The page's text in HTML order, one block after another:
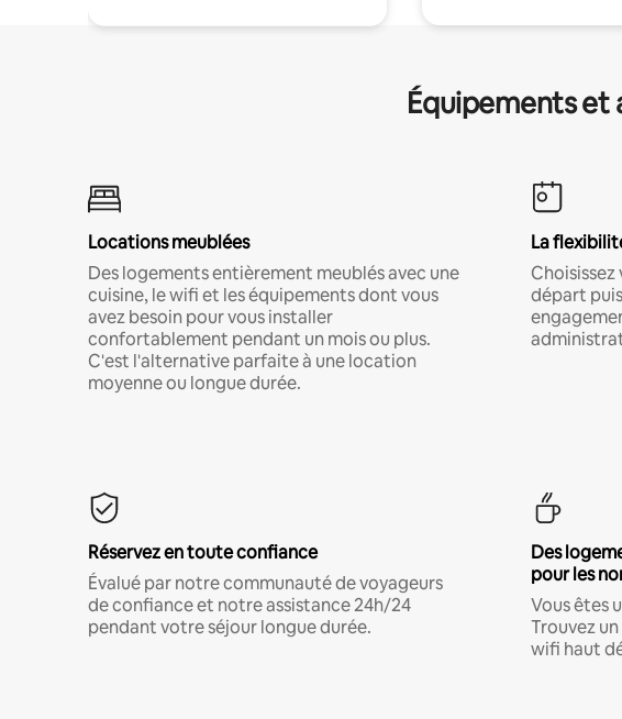
Équipements et
Locations meublées
Des logements entièrement meublés avec une
cuisine, le wifi et les équipements dont vous
avez besoin pour vous installer
confortablement pendant un mois ou plus.
C'est l'alternative parfaite à une location
moyenne ou longue durée.
La
départ
Réservez en toute confiance
Évalué par notre communauté de voyageurs
de confiance et notre assistance 24h/24
pendant votre séjour longue durée.
Des
pour les
Vous êtes
Trouvez
wifi haut